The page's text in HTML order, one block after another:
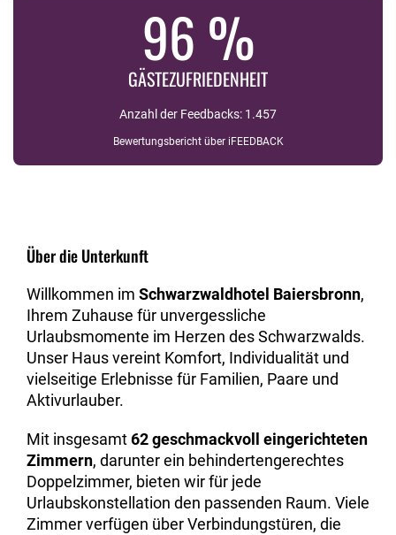
96 %
GÄSTEZUFRIEDENHEIT
Anzahl der Feedbacks: 1.457
Bewertungsbericht über iFEEDBACK
Über die Unterkunft
Willkommen im Schwarzwaldhotel Baiersbronn,
Ihrem Zuhause für unvergessliche
Urlaubsmomente im Herzen des Schwarzwalds.
Unser Haus vereint Komfort, Individualität und
vielseitige Erlebnisse für Familien, Paare und
Aktivurlauber.
Mit insgesamt62 geschmackvoll eingerichteten
Zimmern, darunter ein behindertengerechtes
Doppelzimmer, bieten wir für jede
Urlaubskonstellation den passenden Raum. Viele
Zimmer verfügen über Verbindungstüren, die